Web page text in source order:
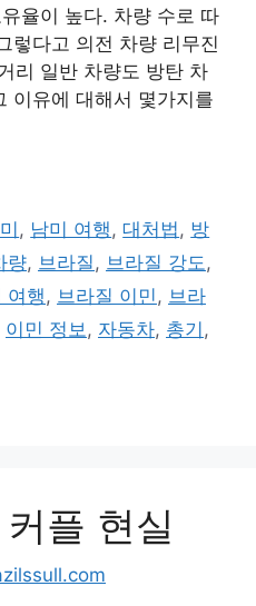
율이 높다. 차량 수로 따
렇다고 의전 차량 리무진
리 일반 차량도 방탄 차
이유에 대해서 몇가지를
, 남미 여행,대처법, 방
량, 브라질, 브라질 강도,
여행, 브라질 이민, 브라
이민 정보, 자동차, 총기 ,
플 현실